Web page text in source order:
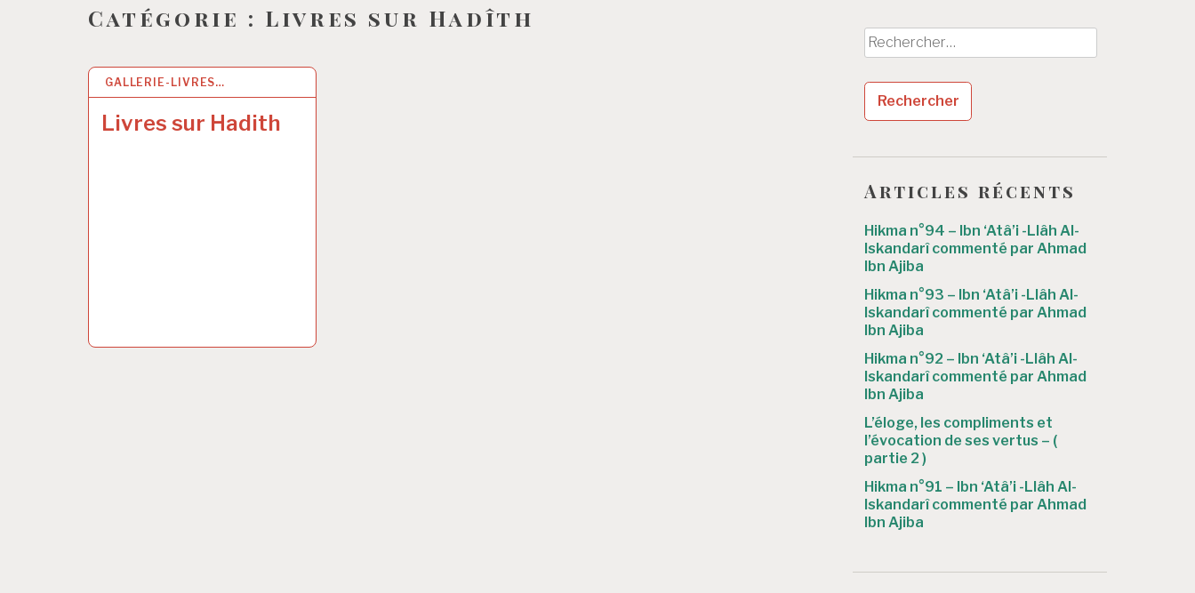
Catégorie : Livres sur Hadîth
GALLERIE-LIVRES…
Livres sur Hadith
26 MAI 2017
Rechercher :
Articles récents
Hikma n°94 – Ibn ‘Atâ’i -Llâh Al-
Iskandarî commenté par Ahmad
Ibn Ajiba
Hikma n°93 – Ibn ‘Atâ’i -Llâh Al-
Iskandarî commenté par Ahmad
Ibn Ajiba
Hikma n°92 – Ibn ‘Atâ’i -Llâh Al-
Iskandarî commenté par Ahmad
Ibn Ajiba
L’éloge, les compliments et
l’évocation de ses vertus – (
partie 2 )
Hikma n°91 – Ibn ‘Atâ’i -Llâh Al-
Iskandarî commenté par Ahmad
Ibn Ajiba